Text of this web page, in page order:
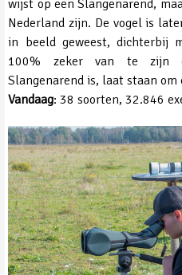
wijst op een Slangenarend,
Nederland zijn. De vogel is
in beeld geweest, dichterbij
100% zeker van te zijn
Slangenarend is, laat staan
Vandaag: 38 soorten, 32.846